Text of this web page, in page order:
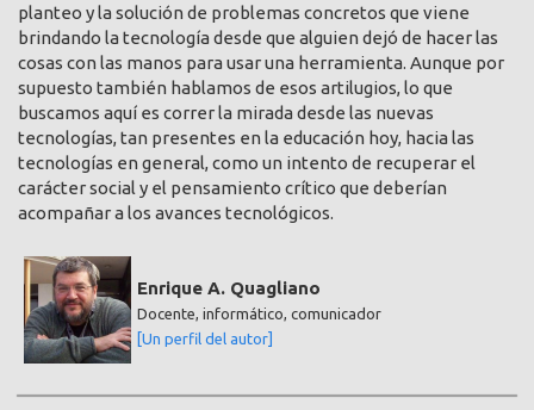
planteo y la solución de problemas concretos que viene
brindando la tecnología desde que alguien dejó de hacer las
cosas con las manos para usar una herramienta. Aunque por
supuesto también hablamos de esos artilugios, lo que
buscamos aquí es correr la mirada desde las nuevas
tecnologías, tan presentes en la educación hoy, hacia las
tecnologías en general, como un intento de recuperar el
carácter social y el pensamiento crítico que deberían
acompañar a los avances tecnológicos.
Enrique A. Quagliano
Docente, informático, comunicador
[Un perfil del autor]